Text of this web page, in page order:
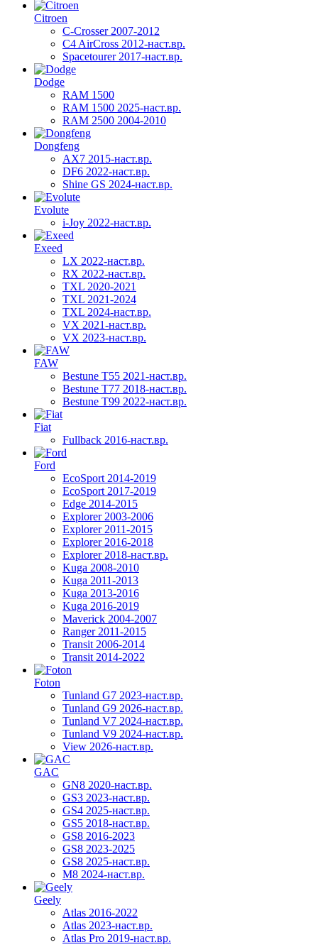
Citroen
C-Crosser 2007-2012
C4 AirCross 2012-наст.вр.
Spacetourer 2017-наст.вр.
Dodge
RAM 1500
RAM 1500 2025-наст.вр.
RAM 2500 2004-2010
Dongfeng
AX7 2015-наст.вр.
DF6 2022-наст.вр.
Shine GS 2024-наст.вр.
Evolute
i-Joy 2022-наст.вр.
Exeed
LX 2022-наст.вр.
RX 2022-наст.вр.
TXL 2020-2021
TXL 2021-2024
TXL 2024-наст.вр.
VX 2021-наст.вр.
VX 2023-наст.вр.
FAW
Bestune T55 2021-наст.вр.
Bestune T77 2018-наст.вр.
Bestune T99 2022-наст.вр.
Fiat
Fullback 2016-наст.вр.
Ford
EcoSport 2014-2019
EcoSport 2017-2019
Edge 2014-2015
Explorer 2003-2006
Explorer 2011-2015
Explorer 2016-2018
Explorer 2018-наст.вр.
Kuga 2008-2010
Kuga 2011-2013
Kuga 2013-2016
Kuga 2016-2019
Maverick 2004-2007
Ranger 2011-2015
Transit 2006-2014
Transit 2014-2022
Foton
Tunland G7 2023-наст.вр.
Tunland G9 2026-наст.вр.
Tunland V7 2024-наст.вр.
Tunland V9 2024-наст.вр.
View 2026-наст.вр.
GAC
GN8 2020-наст.вр.
GS3 2023-наст.вр.
GS4 2025-наст.вр.
GS5 2018-наст.вр.
GS8 2016-2023
GS8 2023-2025
GS8 2025-наст.вр.
M8 2024-наст.вр.
Geely
Atlas 2016-2022
Atlas 2023-наст.вр.
Atlas Pro 2019-наст.вр.